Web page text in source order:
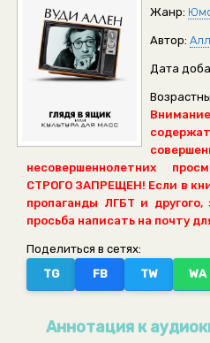
Жанр:
Автор:
Дата
несовершеннолетних
СТРОГО ЗАПРЕЩЕН! Если в
пропаганды ЛГБТ и
просьба написать на почту
Поделиться в сетях:
TG
FB TW WA
Аннотация к